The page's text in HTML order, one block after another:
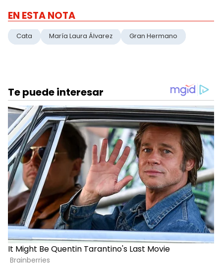
EN ESTA NOTA
Cata María Laura Álvarez Gran Hermano